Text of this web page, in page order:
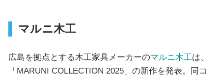
マルニ木工
広島を拠点とする木工家具メーカーのマルニ木工は、
「MARUNI COLLECTION 2025」の新作を発表。同コ